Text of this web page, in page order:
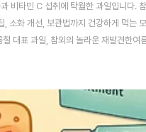
비타민 C 섭취에 탁월한 과일입니다.
, 소화 개선, 보관법까지 건강하게 먹는
대표 과일, 참외의 놀라운 재발견한여
어떤 음료보다 청량함을 줍니다. 노란
우 다양하며, 수분 보충, 비타민 공급, 소
고 있습니다. 특히 수분이 많은 과일 중에
, 식이섬유가 풍부하여 다이어트를 고려